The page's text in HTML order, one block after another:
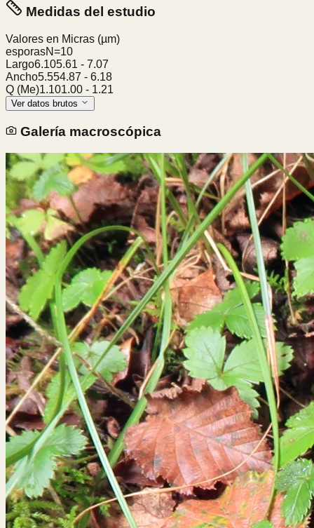
Medidas del estudio
Valores en Micras (µm)
esporasN=10
Largo6.105.61 - 7.07
Ancho5.554.87 - 6.18
Q (Me)1.101.00 - 1.21
Ver datos brutos
Galería macroscópica